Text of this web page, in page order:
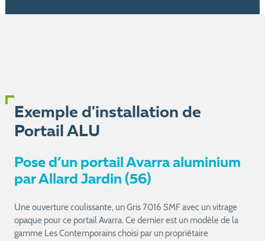
Exemple d'installation de
Portail ALU
Pose d’un portail Avarra aluminium
par Allard Jardin (56)
Une ouverture coulissante, un Gris 7016 SMF avec un vitrage
opaque pour ce portail Avarra. Ce dernier est un modèle de la
gamme Les Contemporains choisi par un propriétaire